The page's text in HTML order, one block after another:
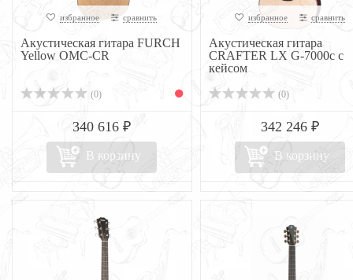
избранное сравнить
Акустическая гитара FURCH
Yellow OMC-CR
(0)
340 616 ₽
В корзину
избранное сравнить
Акустическая гитара
CRAFTER LX G-7000c с
кейсом
(0)
342 246 ₽
В корзину